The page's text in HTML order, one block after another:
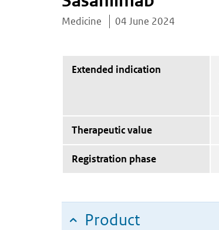
Medicine 04 June 2024
Extended indication
Therapeutic value
Registration phase
Product